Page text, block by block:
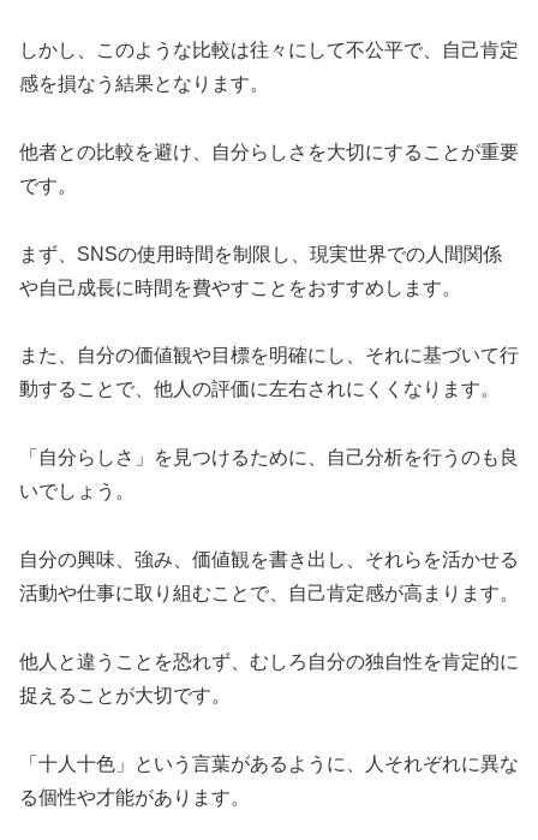
しかし、このような比較は往々にして不公平で、自己肯定
感を損なう結果となります。
他者との比較を避け、自分らしさを大切にすることが重要
です。
まず、SNSの使用時間を制限し、現実世界での人間関係
や自己成長に時間を費やすことをおすすめします。
また、自分の価値観や目標を明確にし、それに基づいて行
動することで、他人の評価に左右されにくくなります。
「自分らしさ」を見つけるために、自己分析を行うのも良
いでしょう。
自分の興味、強み、価値観を書き出し、それらを活かせる
活動や仕事に取り組むことで、自己肯定感が高まります。
他人と違うことを恐れず、むしろ自分の独自性を肯定的に
捉えることが大切です。
「十人十色」という言葉があるように、人それぞれに異な
る個性や才能があります。